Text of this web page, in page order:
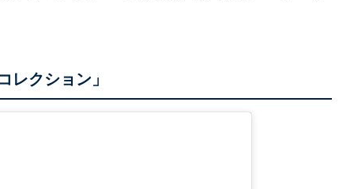
レクション」